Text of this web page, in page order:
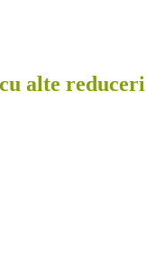
alte reduceri